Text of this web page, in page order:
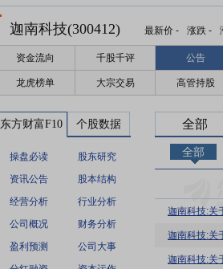
迦南科技(300412) 最新价 - 涨跌 -
资金流向 千股千评 公告
龙虎榜单 大宗交易 高管持股
东方财富F10 个股数据
操盘必读
股东研究
资讯公告
股本结构
经营分析
行业分析
公司概况
财务分析
盈利预测
公司大事
全部
全部
迦南科技:关
迦南科技:关
迦南科技:关